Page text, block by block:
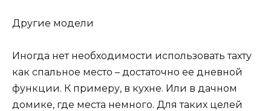
Другие модели
Иногда нет необходимости использовать тахту
как спальное место – достаточно ее дневной
функции. К примеру, в кухне. Или в дачном
домике, где места немного. Для таких целей